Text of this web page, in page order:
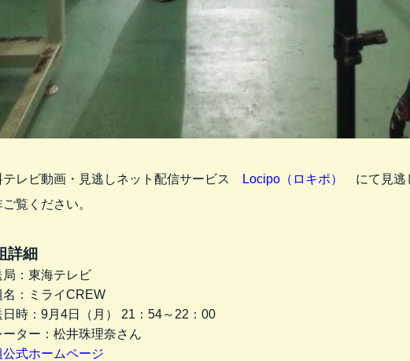
テレビ動画・見逃しネット配信サービス Locipo（ロキポ）
にて見逃
覧ください。
詳細
局：東海テレビ
名：ミライCREW
日時：9月4日（月） 21：54～22：00
ーター：松井珠理奈さん
公式ホームページ